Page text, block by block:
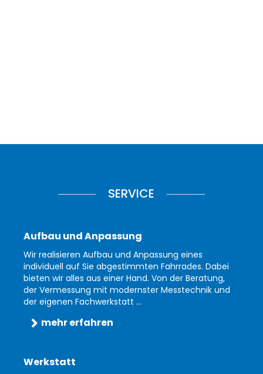
SERVICE
Aufbau und Anpassung
Wir realisieren Aufbau und Anpassung eines
individuell auf Sie abgestimmten Fahrrades. Dabei
bieten wir alles aus einer Hand. Von der Beratung,
der Vermessung mit modernster Messtechnik und
der eigenen Fachwerkstatt ...
mehr erfahren
Werkstatt